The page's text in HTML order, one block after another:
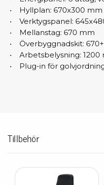
• Hyllplan: 670x300 mm
• Verktygspanel:
• Mellanstag: 670 mm
• Överbyggnadskit:
• Arbetsbelysning: 1200
• Plug-in för
Tillbehör